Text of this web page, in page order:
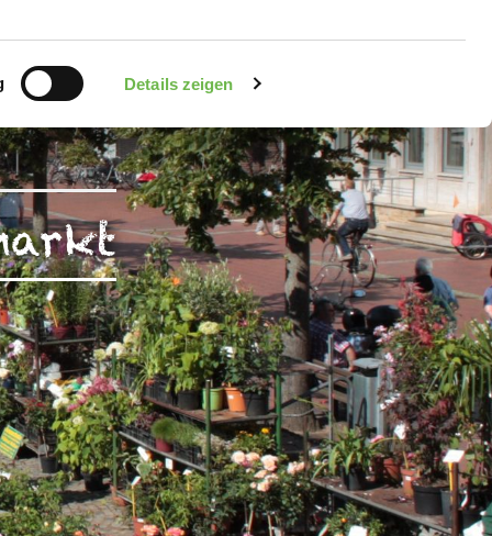
Medien
in
Google
1 S. 1 lit.
Kontroll-
Boxen
Details zeigen